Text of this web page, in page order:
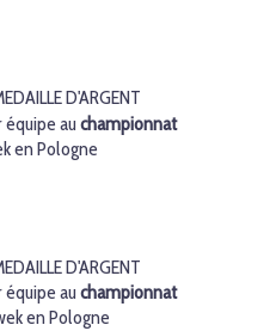
D'ARGENT
équipe au championnat
en Pologne
D'ARGENT
équipe au championnat
en Pologne